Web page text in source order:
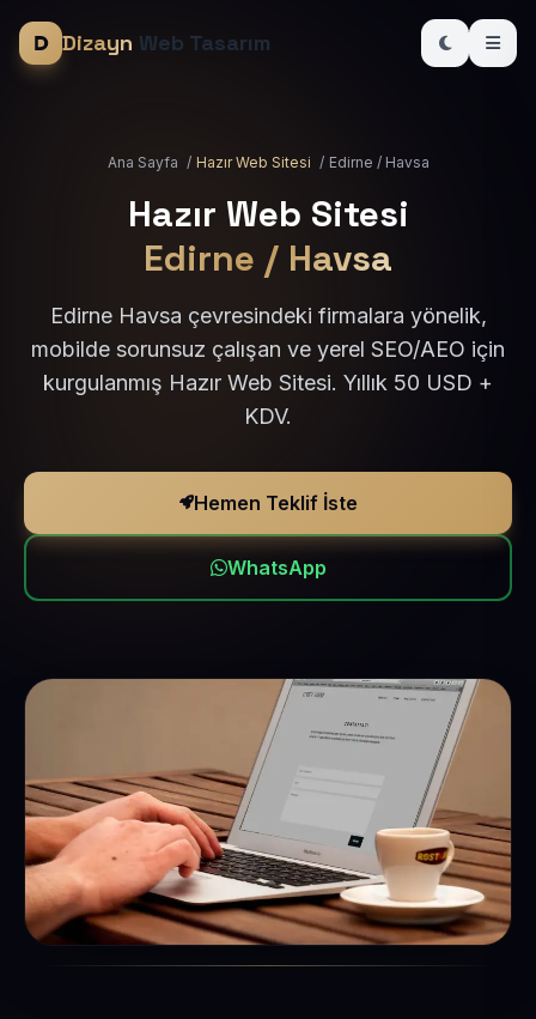
Dizayn Web Tasarım
Ana Sayfa / Hazır Web Sitesi / Edirne / Havsa
Hazır Web Sitesi
Edirne / Havsa
Edirne Havsa çevresindeki firmalara yönelik,
mobilde sorunsuz çalışan ve yerel SEO/AEO için
kurgulanmış Hazır Web Sitesi. Yıllık 50 USD +
KDV.
Hemen Teklif İste
WhatsApp